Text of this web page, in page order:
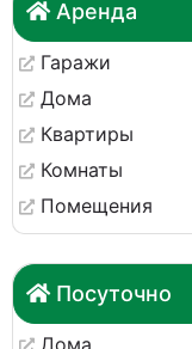
Аренда
Гаражи
Дома
Квартиры
Комнаты
Помещения
Посуточно
Дома